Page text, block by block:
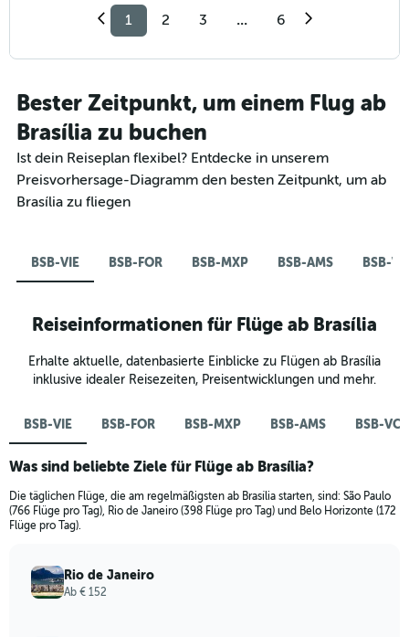
1 2 3 ... 6
Bester Zeitpunkt, um einem Flug ab
Brasília zu buchen
Ist dein Reiseplan flexibel? Entdecke in unserem
Preisvorhersage-Diagramm den besten Zeitpunkt, um ab
Brasília zu fliegen
BSB-VIE BSB-FOR BSB-MXP BSB-AMS BSB-
Reiseinformationen für Flüge ab Brasília
Erhalte aktuelle, datenbasierte Einblicke zu Flügen ab Brasília
inklusive idealer Reisezeiten, Preisentwicklungen und mehr.
BSB-VIE BSB-FOR BSB-MXP BSB-AMS BSB-VCP
Was sind beliebte Ziele für Flüge ab Brasília?
Die täglichen Flüge, die am regelmäßigsten ab Brasília starten, sind: São Paulo
(766 Flüge pro Tag), Rio de Janeiro (398 Flüge pro Tag) und Belo Horizonte (172
Flüge pro Tag).
Rio de Janeiro
Ab € 152